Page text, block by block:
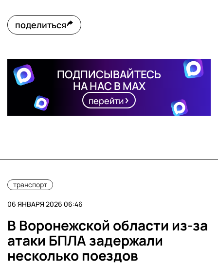
поделиться
ПОДПИСЫВАЙТЕСЬ
НА НАС В MAX
перейти
транспорт
06 ЯНВАРЯ 2026 06:46
В Воронежской области из-за
атаки БПЛА задержали
несколько поездов